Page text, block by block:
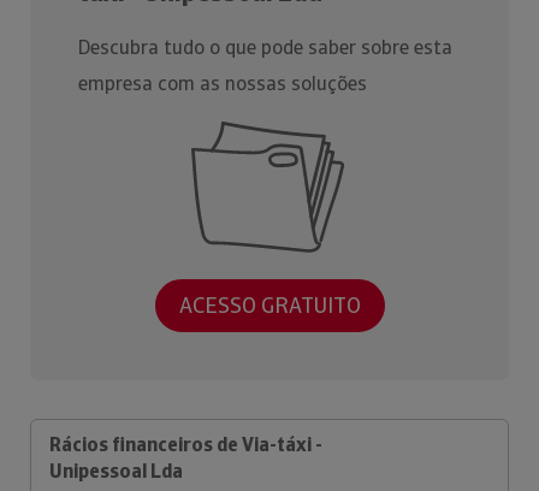
Descubra tudo o que pode saber sobre esta
empresa com as nossas soluções
ACESSO GRATUITO
Rácios financeiros de Via-táxi -
Unipessoal Lda